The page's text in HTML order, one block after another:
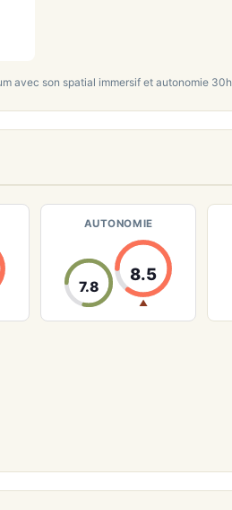
avec son spatial immersif et autonomie 30h
AUTONOMIE
7.8
8.5
▲